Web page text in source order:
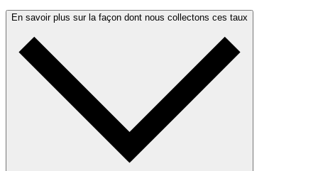
En savoir plus sur la façon dont nous collectons ces taux